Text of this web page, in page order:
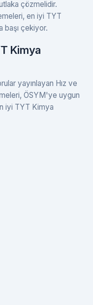
çözmelidir.
en iyi TYT
başı çekiyor.
Kimya
yayınlayan Hız ve
ÖSYM'ye uygun
iyi TYT Kimya